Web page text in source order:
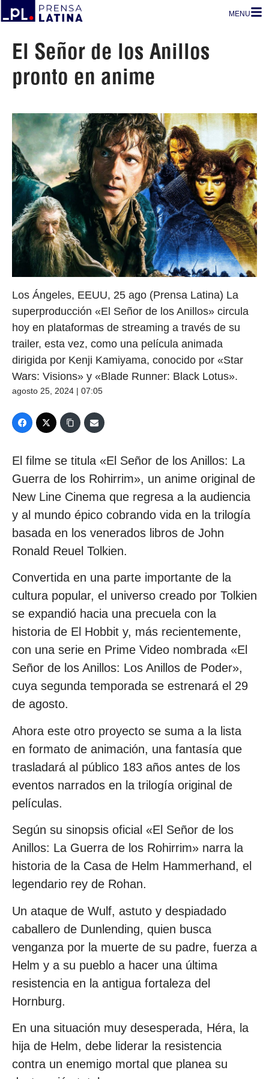
MENU
El Señor de los Anillos
pronto en anime
Los Ángeles, EEUU, 25 ago (Prensa Latina) La
superproducción «El Señor de los Anillos» circula
hoy en plataformas de streaming a través de su
trailer, esta vez, como una película animada
dirigida por Kenji Kamiyama, conocido por «Star
Wars: Visions» y «Blade Runner: Black Lotus».
agosto 25, 2024 | 07:05
El filme se titula «El Señor de los Anillos: La
Guerra de los Rohirrim», un anime original de
New Line Cinema que regresa a la audiencia
y al mundo épico cobrando vida en la trilogía
basada en los venerados libros de John
Ronald Reuel Tolkien.
Convertida en una parte importante de la
cultura popular, el universo creado por Tolkien
se expandió hacia una precuela con la
historia de El Hobbit y, más recientemente,
con una serie en Prime Video nombrada «El
Señor de los Anillos: Los Anillos de Poder»,
cuya segunda temporada se estrenará el 29
de agosto.
Ahora este otro proyecto se suma a la lista
en formato de animación, una fantasía que
trasladará al público 183 años antes de los
eventos narrados en la trilogía original de
películas.
Según su sinopsis oficial «El Señor de los
Anillos: La Guerra de los Rohirrim» narra la
historia de la Casa de Helm Hammerhand, el
legendario rey de Rohan.
Un ataque de Wulf, astuto y despiadado
caballero de Dunlending, quien busca
venganza por la muerte de su padre, fuerza a
Helm y a su pueblo a hacer una última
resistencia en la antigua fortaleza del
Hornburg.
En una situación muy desesperada, Héra, la
hija de Helm, debe liderar la resistencia
contra un enemigo mortal que planea su